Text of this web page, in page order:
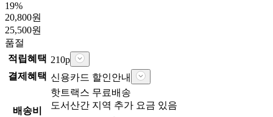
19%
20,800원
25,500원
품절
적립혜택 210p
결제혜택 신용카드 할인안내
배송비
핫트랙스 무료배송
도서산간 지역 추가 요금 있음